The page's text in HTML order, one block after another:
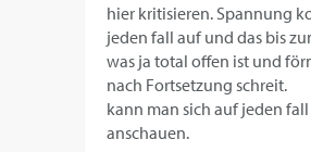
hier kritisieren. Spannung
jeden fall auf und das bis
was ja total offen ist und
nach Fortsetzung schreit.
kann man sich auf jeden fall
anschauen.